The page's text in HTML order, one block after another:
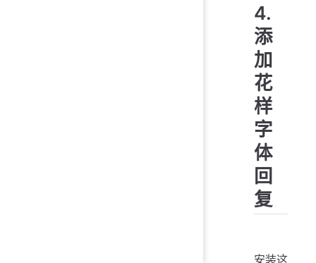
4.
添
加
花
样
字
体
回
复
安装这